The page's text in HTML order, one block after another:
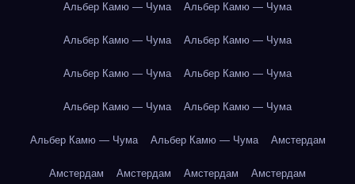
Альбер Камю — Чума Альбер Камю — Чума
Альбер Камю — Чума Альбер Камю — Чума
Альбер Камю — Чума Альбер Камю — Чума
Альбер Камю — Чума Альбер Камю — Чума
Альбер Камю — Чума Альбер Камю — Чума Амстердам
Амстердам Амстердам Амстердам Амстердам